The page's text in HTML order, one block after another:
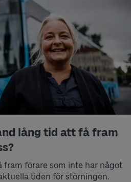
lång tid att få fram
fram förare som inte har något
tiden för störningen.